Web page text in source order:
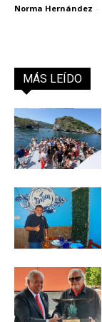
Norma Hernández -
MÁS LEÍDO